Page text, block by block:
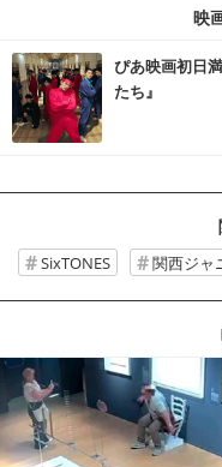
映
ぴあ映画初日
たち』
SixTONES 関西ジャ
記事